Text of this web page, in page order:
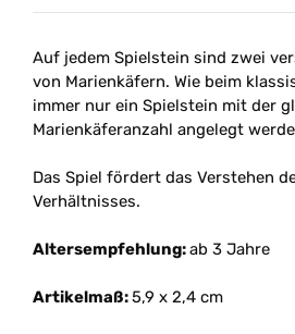
Auf jedem Spielstein sind zwei
von Marienkäfern. Wie beim
immer nur ein Spielstein mit der
Marienkäferanzahl angelegt
Das Spiel fördert das Verstehen
Verhältnisses.
Altersempfehlung:ab 3 Jahre
Artikelmaß:5,9 x 2,4 cm